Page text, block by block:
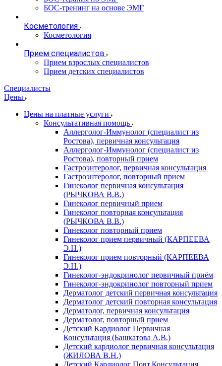
БОС-тренинг на основе ЭМГ
Косметология
Косметология
Прием специалистов
Прием взрослых специалистов
Прием детских специалистов
Специалисты
Цены
Цены на платные услуги
Консультативная помощь
Аллерголог-Иммунолог (специалист из
Ростова), первичная консультация
Аллерголог-Иммунолог (специалист из
Ростова), повторный прием
Гастроэнтеролог, первичная консультация
Гастроэнтеролог, повторный прием
Гинеколог первичная консультация
(РЫЧКОВА В.В.)
Гинеколог первичный прием
Гинеколог повторная консультация
(РЫЧКОВА В.В.)
Гинеколог повторный прием
Гинеколог прием первичный (КАРПЕЕВА
Э.Н.)
Гинеколог прием повторный (КАРПЕЕВА
Э.Н.)
Гинеколог-эндокринолог первичный приём
Гинеколог-эндокринолог повторный прием
Дерматолог детский первичная консультация
Дерматолог детский повторная консультация
Дерматолог, первичная консультация
Дерматолог, повторный прием
Детский Кардиолог Первичная
Консультация (Башкатова А.В.)
Детский кардиолог первичная консультация
(ЖИЛОВА В.Н.)
Детский Кардиолог Повт.Консультация